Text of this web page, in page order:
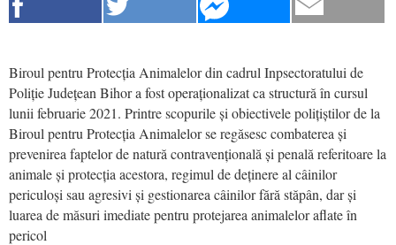
Biroul pentru Protecția Animalelor din cadrul Inpsectoratului de
Poliție Județean Bihor a fost operaționalizat ca structură în cursul
lunii februarie 2021. Printre scopurile și obiectivele polițiștilor de la
Biroul pentru Protecția Animalelor se regăsesc combaterea și
prevenirea faptelor de natură contravențională și penală referitoare la
animale și protecția acestora, regimul de deținere al câinilor
periculoși sau agresivi și gestionarea câinilor fără stăpân, dar și
luarea de măsuri imediate pentru protejarea animalelor aflate în
pericol